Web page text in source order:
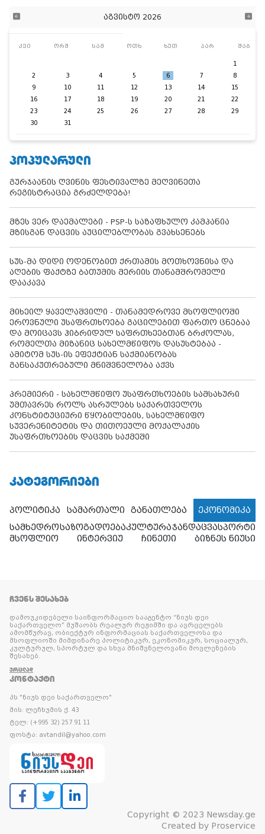
აგვისტო 2026
კვი ორშ სამ ოთხ ხუთ პარ შაბ
1
2
3 4 5 6 7
8
9
10 11 12 13 14
15
16
17 18 19 20 21
22
23
24 25 26 27 28
29
30
31
ᲞᲝᲞᲣᲚᲐᲠᲣᲚᲘ
გურჯაანის ღვინის ფესტივალზე მეღვინეთა
რეგისტრაცია გრძელდება!
მზეს ვერ დაემალები - PSP-ს საზაფხულო კამპანია
მზისგან დაცვის აუცილებლობას გვახსენებს
სუს-მა დიდი ოდენობით ქრთამის მოთხოვნისა და
აღების ფაქტზე ბათუმის მერიის თანამშრომელი
დააკავა
მიხეილ ყაველაშვილი - თანამედროვე მსოფლიოში
ეროვნული უსაფრთხოება გაცილებით ფართო ცნებაა
და მოიცავს ჰიბრიდულ საფრთხეებთან ბრძოლას,
რომელთა მიზანიც სახელმწიფოს დასუსტებაა -
ამიტომ სუს-ის ეფექტიან საქმიანობას
განსაკუთრებული მნიშვნელობა აქვს
პრემიერი - სახელმწიფო უსაფრთხოების სამსახური
უმთავრეს როლს ასრულებს საქართველოს
კონსტიტუციური წყობილების, სახელმწიფო
სუვერენიტეტის და თითოეული მოქალაქის
უსაფრთხოების დაცვის საქმეში
ᲙᲐᲢᲔᲒᲝᲠᲘᲔᲑᲘ
პოლიტიკა სამართალი განათლება
ეკონომიკა
სამხედროსაზოგადოებაკულტურაჯანდაცვასპორტი
მსოფლიო
ინტერვიუ ჩინეთი ბიზნეს ნიუსი
ᲩᲕᲔᲜᲡ ᲨᲔᲡᲐᲮᲔᲑ
დამოუკიდებელი საინფორმაციო სააგენტო “ნიუს დეი
საქართველო” მუშაობს რეალურ რეჟიმში და ავრცელებს
ამომწურავ, ობიექტურ ინფორმაციას საქართველოსა და
მსოფლიოში მიმდინარე პოლიტიკურ, ეკონომიკურ, სოციალურ,
კულტურულ, სპორტულ და სხვა მნიშვნელოვანი მოვლენების
შესახებ.
ᲕᲠᲪᲚᲐᲓ
ᲙᲝᲜᲢᲐᲥᲢᲘ
პს "ნიუს დეი საქართველო"
მის: ლეჩხუმის ქ. 43
ტელ: (+995 32) 257 91 11
ფოსტა: avtandil@yahoo.com
Copyright © 2023 Newsday.ge
Created by Proservice